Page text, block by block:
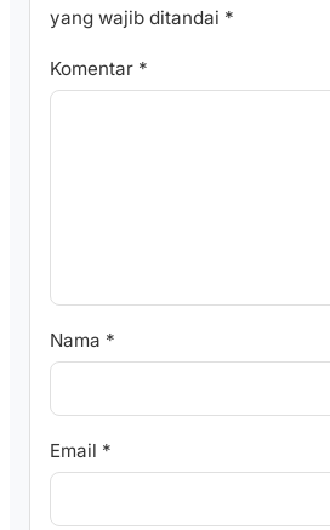
yang wajib ditandai *
Komentar *
Nama *
Email *